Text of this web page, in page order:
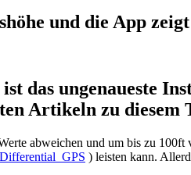
und die App
ist das ungenaueste
Artikeln zu diesem
abweichen und um bis zu
) leisten kann.